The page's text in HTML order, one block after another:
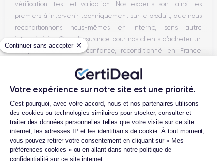
Continuer sans accepter
Votre expérience sur notre site est une priorité.
Plateforme de Gestion du
C'est pourquoi, avec votre accord, nous et nos partenaires utilisons
des cookies ou technologies similaires pour stocker, consulter et
traiter des données personnelles telles que votre visite sur ce site
internet, les adresses IP et les identifiants de cookie. À tout moment,
vous pouvez retirer votre consentement en cliquant sur « Mes
préférences cookies » ou en allant dans notre politique de
confidentialité sur ce site internet.
vérification, test et validation. Nos experts sont ainsi les
premiers à intervenir techniquement sur le produit, que nous
reconditionnons nous-mêmes en interne, sans autre
intermédiaire. C’est l’assurance pour nos clients d’acheter un
téléphone en toute confiance, reconditionné en France,
vente en contact continu avec nos experts techniques.
Parcours d'un Smartphone